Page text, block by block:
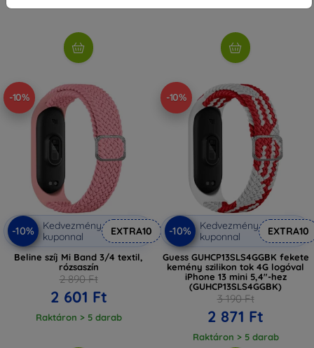
-10%
-10%
Kedvezmény
kuponnal
EXTRA10
Beline szíj Mi Band 3/4 textil,
rózsaszín
2 890 Ft
2 601 Ft
Raktáron > 5 darab
-10%
-10%
Kedvezmény
kuponnal
EXTRA10
Guess GUHCP13SLS4GGBK fekete
kemény szilikon tok 4G logóval
iPhone 13 mini 5,4"-hez
(GUHCP13SLS4GGBK)
3 190 Ft
2 871 Ft
Raktáron > 5 darab